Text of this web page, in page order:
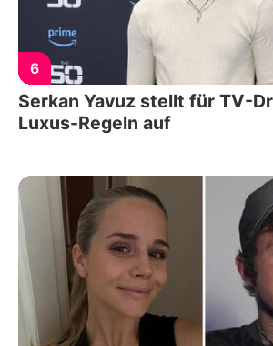
6
Serkan Yavuz stellt für TV-
Luxus-Regeln auf